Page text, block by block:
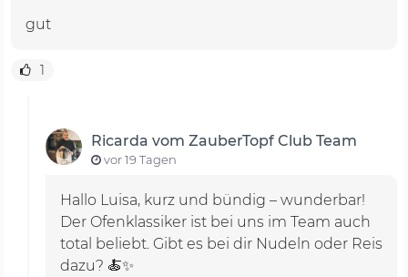
gut
1
Ricarda vom ZauberTopf Club Team
vor 19 Tagen
Hallo Luisa, kurz und bündig – wunderbar!
Der Ofenklassiker ist bei uns im Team auch
total beliebt. Gibt es bei dir Nudeln oder Reis
dazu? 🍝✨